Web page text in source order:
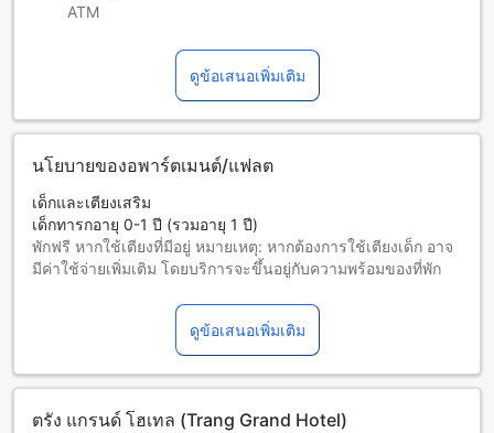
ATM
ดูข้อเสนอเพิ่มเติม
นโยบายของอพาร์ตเมนต์/แฟลต
เด็กและเตียงเสริม
เด็กทารกอายุ 0-1 ปี (รวมอายุ 1 ปี)
พักฟรี หากใช้เตียงที่มีอยู่ หมายเหตุ: หากต้องการใช้เตียงเด็ก อาจ
มีค่าใช้จ่ายเพิ่มเติม โดยบริการจะขึ้นอยู่กับความพร้อมของที่พัก
พักฟรีหากใช้เตียงที่มีอยู่แล้ว
ผู้เข้าพักอายุ 13 ปีขึ้นไปถือเป็นผู้ใหญ่
บริการเตียงเสริมขึ้นอยู่กับประเภทห้องที่เลือก กรุณาตรวจสอบ
จำนวนผู้เข้าพักที่กำหนดในแต่ละห้องสำหรับข้อมูลเพิ่มเติม
นโยบายที่แตกต่างหรือเงื่อนไขเพิ่มเติม
ดูข้อเสนอเพิ่มเติม
ตรัง แกรนด์ โฮเทล (Trang Grand Hotel)